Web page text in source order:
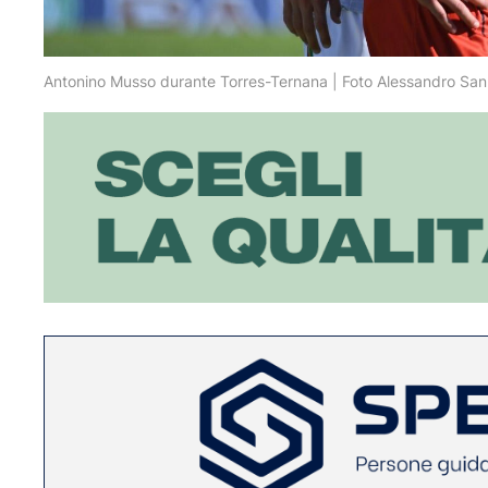
Antonino Musso durante Torres-Ternana | Foto Alessandro